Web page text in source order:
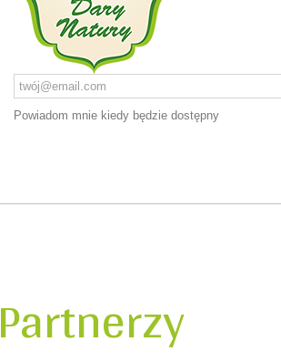
Powiadom mnie kiedy będzie dostępny
Partnerzy